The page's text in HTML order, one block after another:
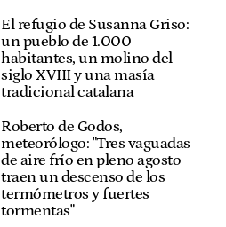
El refugio de Susanna Griso:
un pueblo de 1.000
habitantes, un molino del
siglo XVIII y una masía
tradicional catalana
Roberto de Godos,
meteorólogo: "Tres vaguadas
de aire frío en pleno agosto
traen un descenso de los
termómetros y fuertes
tormentas"